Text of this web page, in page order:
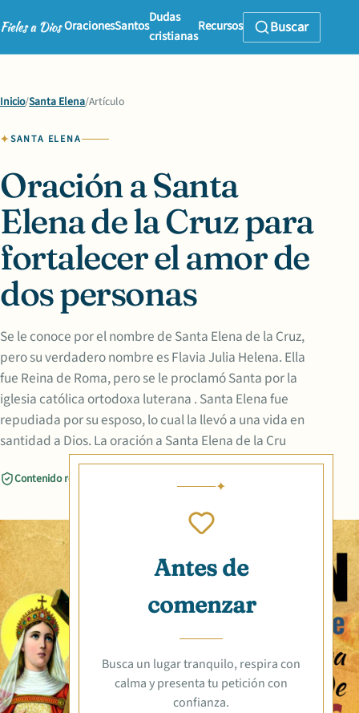
OracionesSantos
Dudas
cristianas
Recursos Buscar
Inicio/Santa Elena/Artículo
SANTA ELENA
Oración a Santa
Elena de la Cruz para
fortalecer el amor de
dos personas
Se le conoce por el nombre de Santa Elena de la Cruz,
pero su verdadero nombre es Flavia Julia Helena. Ella
fue Reina de Roma, pero se le proclamó Santa por la
iglesia católica ortodoxa luterana . Santa Elena fue
repudiada por su esposo, lo cual la llevó a una vida en
santidad a Dios. La oración a Santa Elena de la Cru
Contenido revisado
Antes de
comenzar
Busca un lugar tranquilo, respira con
calma y presenta tu petición con
confianza.